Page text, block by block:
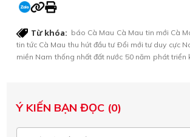
Từ khóa: báo Cà Mau Cà Mau tin mới Cà
tin tức Cà Mau thu hút đầu tư Ðổi mới tư duy cực
miền Nam thống nhất đất nước 50 năm phát triển
Ý KIẾN BẠN ĐỌC (0)